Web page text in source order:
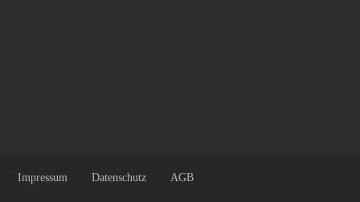
Impressum Datenschutz AGB